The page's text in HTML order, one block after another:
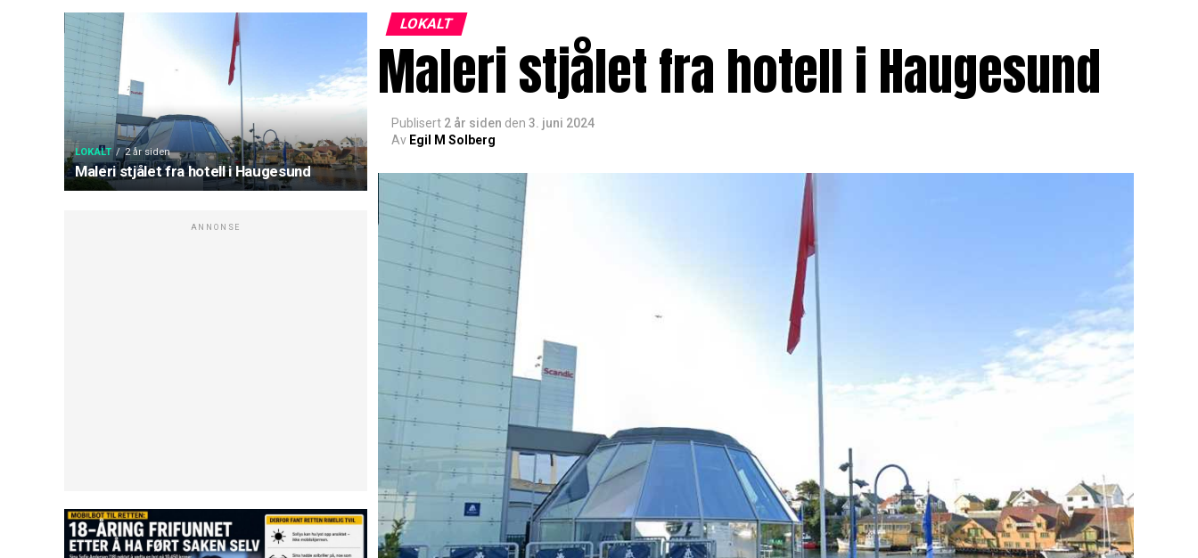
LOKALT 2 år siden
Maleri stjålet fra hotell i Haugesund
ANNONSE
LOKALT
Maleri stjålet fra hotell i Haugesund
Publisert 2 år siden den 3. juni 2024
Av Egil M Solberg